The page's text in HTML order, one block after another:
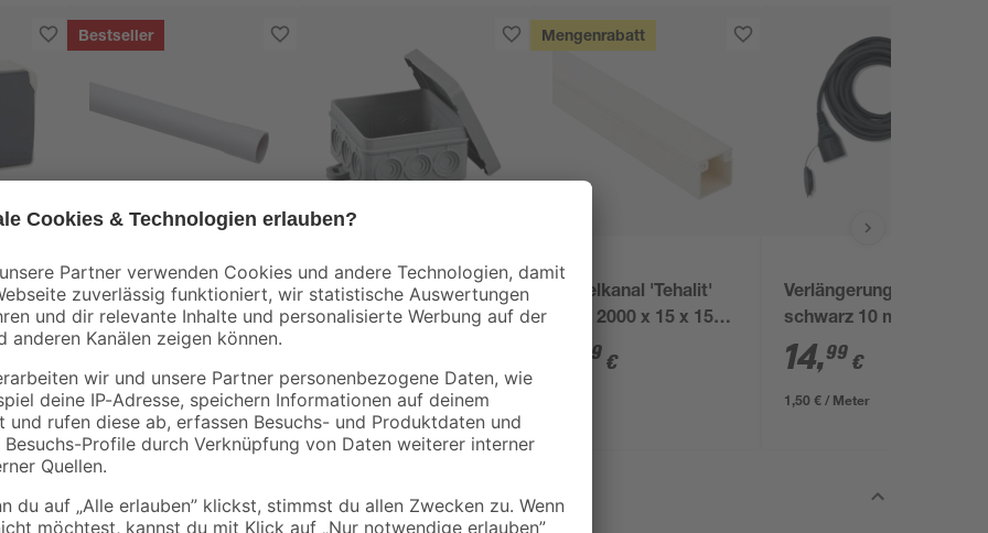
2-
Bestseller
Kopp
ISO-Rohr grau 2 m Ø
20 mm
1, 79
0,90 € / Meter
REV Ritter
Abzweigkasten AP 75
x 75 x 40 mm grau
Mengenrabatt
Kabelkanal 'Tehalit'
weiß 2000 x 15 x 15
39 €
Verlängerungskabel
schwarz 10 m
14,99 €
1,50 € / Meter